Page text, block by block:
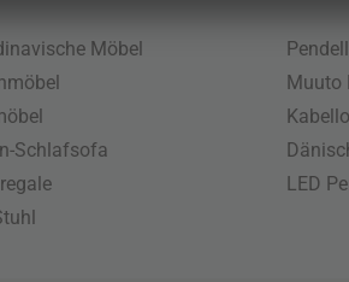
Möbel
Schlafsofa
Muuto
LED